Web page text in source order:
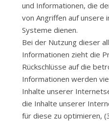
und Informationen, die
von Angriffen auf unsere
Systeme dienen.
Bei der Nutzung dieser
Informationen zieht die
Rückschlüsse auf die
Informationen werden
Inhalte unserer
die Inhalte unserer
für diese zu optimieren,